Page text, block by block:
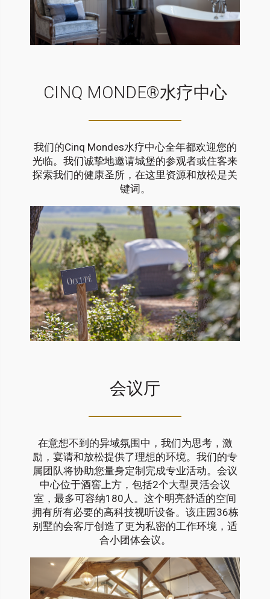
CINQ MONDE®水疗中心
我们的Cinq Mondes水疗中心全年都欢迎您的
光临。我们诚挚地邀请城堡的参观者或住客来
探索我们的健康圣所，在这里资源和放松是关
键词。
会议厅
在意想不到的异域氛围中，我们为思考，激
励，宴请和放松提供了理想的环境。我们的专
属团队将协助您量身定制完成专业活动。会议
中心位于酒窖上方，包括2个大型灵活会议
室，最多可容纳180人。这个明亮舒适的空间
拥有所有必要的高科技视听设备。该庄园36栋
别墅的会客厅创造了更为私密的工作环境，适
合小团体会议。